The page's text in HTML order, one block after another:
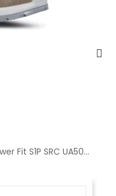
Scarpe antinfortunistiche U-Power Fit S1P SRC UA50026